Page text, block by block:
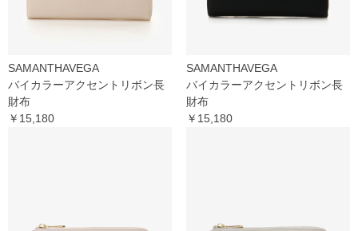
SAMANTHAVEGA
バイカラーアクセントリボン長
財布
￥15,180
SAMANTHAVEGA
バイカラーアクセントリボン長
財布
￥15,180